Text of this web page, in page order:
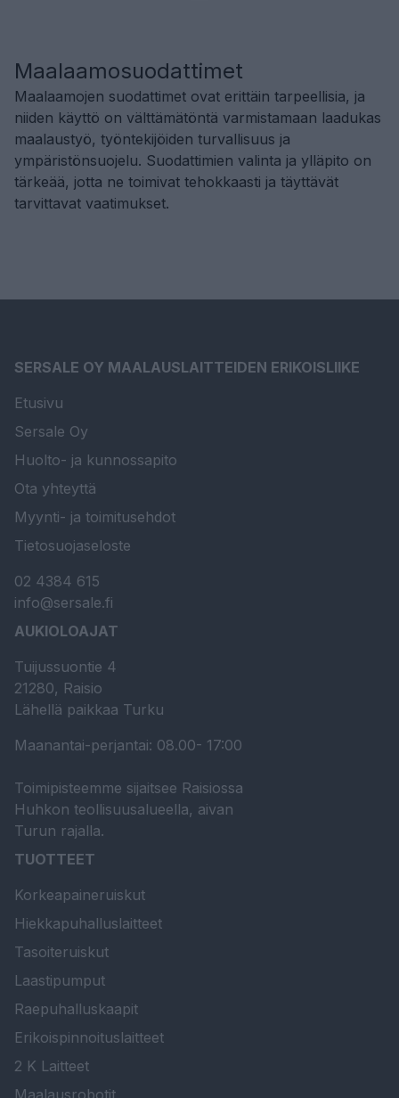
Maalaamosuodattimet
Maalaamojen suodattimet ovat erittäin tarpeellisia, ja
niiden käyttö on välttämätöntä varmistamaan laadukas
maalaustyö, työntekijöiden turvallisuus ja
ympäristönsuojelu. Suodattimien valinta ja ylläpito on
tärkeää, jotta ne toimivat tehokkaasti ja täyttävät
tarvittavat vaatimukset.
SERSALE OY MAALAUSLAITTEIDEN ERIKOISLIIKE
Etusivu
Sersale Oy
Huolto- ja kunnossapito
Ota yhteyttä
Myynti- ja toimitusehdot
Tietosuojaseloste
02 4384 615
info@sersale.fi
AUKIOLOAJAT
Tuijussuontie 4
21280, Raisio
Lähellä paikkaa Turku
Maanantai-perjantai: 08.00- 17:00
Toimipisteemme sijaitsee Raisiossa
Huhkon teollisuusalueella, aivan
Turun rajalla.
TUOTTEET
Korkeapaineruiskut
Hiekkapuhalluslaitteet
Tasoiteruiskut
Laastipumput
Raepuhalluskaapit
Erikoispinnoituslaitteet
2 K Laitteet
Maalausrobotit